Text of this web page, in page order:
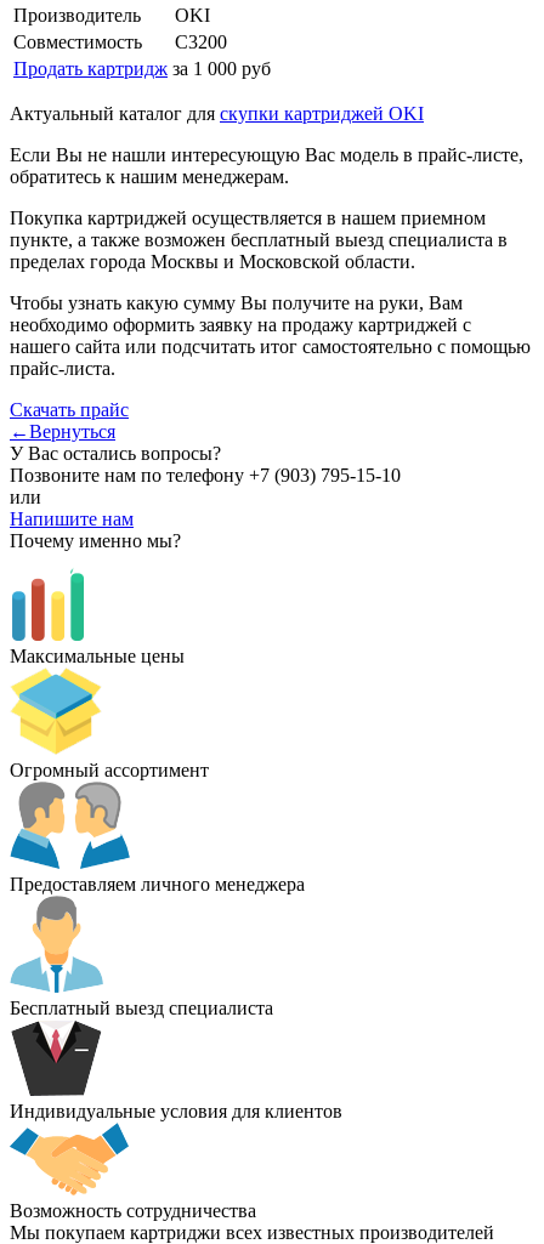
Производитель
OKI
Совместимость
C3200
Продать картридж за 1 000 руб
Актуальный каталог для скупки картриджей OKI
Если Вы не нашли интересующую Вас модель в прайс-листе,
обратитесь к нашим менеджерам.
Покупка картриджей осуществляется в нашем приемном
пункте, а также возможен бесплатный выезд специалиста в
пределах города Москвы и Московской области.
Чтобы узнать какую сумму Вы получите на руки, Вам
необходимо оформить заявку на продажу картриджей с
нашего сайта или подсчитать итог самостоятельно с помощью
прайс-листа.
Скачать прайс
←Вернуться
У Вас остались вопросы?
Позвоните нам по телефону +7 (903) 795-15-10
или
Напишите нам
Почему именно мы?
Максимальные цены
Огромный ассортимент
Предоставляем личного менеджера
Бесплатный выезд специалиста
Индивидуальные условия для клиентов
Возможность сотрудничества
Мы покупаем картриджи всех известных производителей